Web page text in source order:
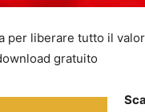
per liberare tutto il
gratuito